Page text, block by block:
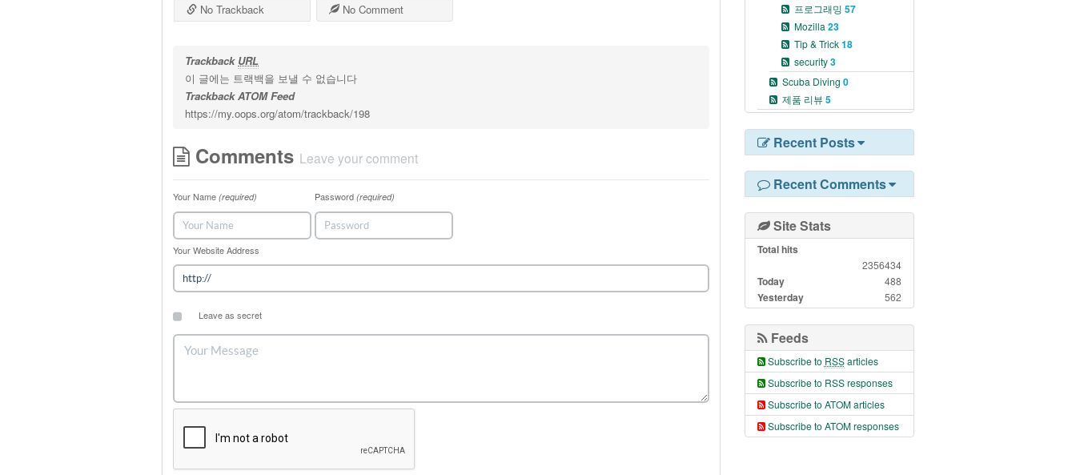
No Trackback No Comment
Trackback URL
이 글에는 트랙백을 보낼 수 없습니다
Trackback ATOM Feed
https://my.oops.org/atom/trackback/198
Comments Leave your comment
Your Name (required) Password (required)
Your Website Address
Leave as secret
프로그래밍 57
Mozilla 23
Tip & Trick18
security3
Scuba Diving 0
제품 리뷰 5
Recent Posts
Recent Comments
Site Stats
Total hits
2356434
Today 488
Yesterday 562
Feeds
Subscribe to RSSarticles
Subscribe to RSS responses
Subscribe to ATOM articles
Subscribe to ATOM responses